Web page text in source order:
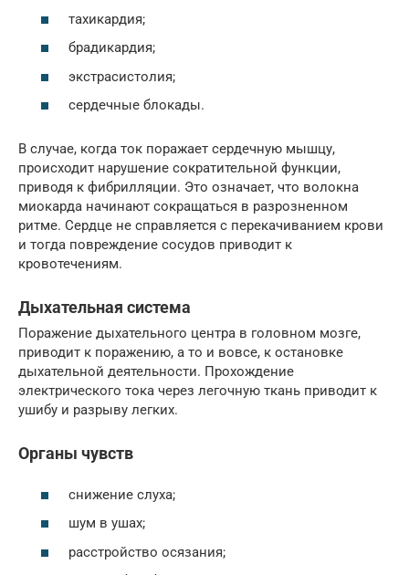
тахикардия;
брадикардия;
экстрасистолия;
сердечные блокады.
В случае, когда ток поражает сердечную мышцу,
происходит нарушение сократительной функции,
приводя к фибрилляции. Это означает, что волокна
миокарда начинают сокращаться в разрозненном
ритме. Сердце не справляется с перекачиванием крови
и тогда повреждение сосудов приводит к
кровотечениям.
Дыхательная система
Поражение дыхательного центра в головном мозге,
приводит к поражению, а то и вовсе, к остановке
дыхательной деятельности. Прохождение
электрического тока через легочную ткань приводит к
ушибу и разрыву легких.
Органы чувств
снижение слуха;
шум в ушах;
расстройство осязания;